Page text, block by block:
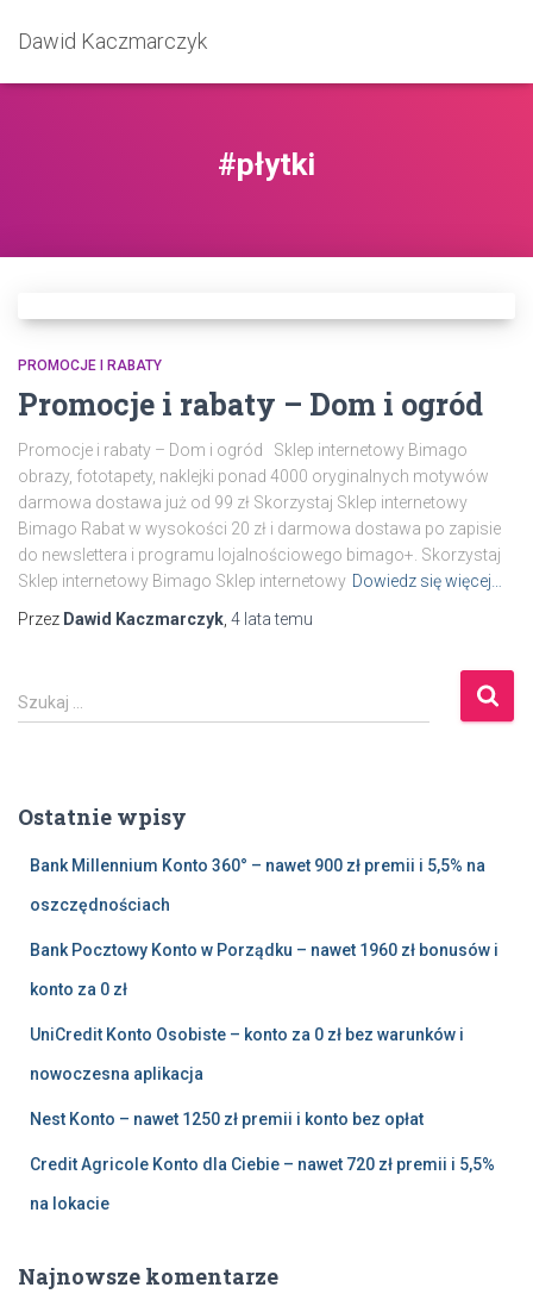
Dawid Kaczmarczyk
#płytki
PROMOCJE I RABATY
Promocje i rabaty – Dom i ogród
Promocje i rabaty – Dom i ogród Sklep internetowy Bimago
obrazy, fototapety, naklejki ponad 4000 oryginalnych motywów
darmowa dostawa już od 99 zł Skorzystaj Sklep internetowy
Bimago Rabat w wysokości 20 zł i darmowa dostawa po zapisie
do newslettera i programu lojalnościowego bimago+. Skorzystaj
Sklep internetowy Bimago Sklep internetowy Dowiedz się więcej…
Przez Dawid Kaczmarczyk 4 latatemu
S
z
j
Szukaj …
Ostatnie wpisy
Bank Millennium Konto 360° – nawet 900 zł premii i 5,5% na
oszczędnościach
Bank Pocztowy Konto w Porządku – nawet 1960 zł bonusów i
konto za 0 zł
UniCredit Konto Osobiste – konto za 0 zł bez warunków i
nowoczesna aplikacja
Nest Konto – nawet 1250 zł premii i konto bez opłat
Credit Agricole Konto dla Ciebie – nawet 720 zł premii i 5,5%
na lokacie
Najnowsze komentarze